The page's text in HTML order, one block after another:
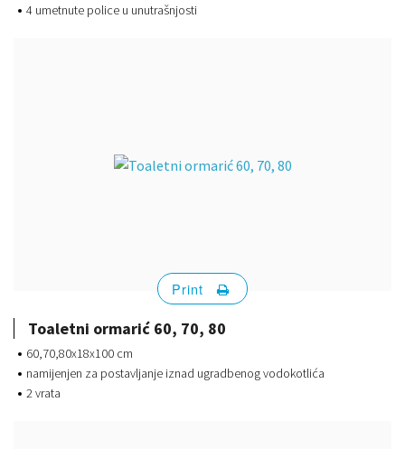
4 umetnute police u unutrašnjosti
Toaletni ormarić 60, 70, 80
60,70,80x18x100 cm
namijenjen za postavljanje iznad ugradbenog vodokotlića
2 vrata
Print